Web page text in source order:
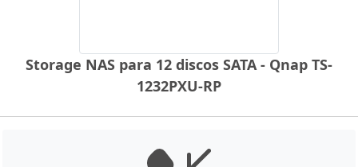
Storage NAS para 12 discos SATA - Qnap TS-
1232PXU-RP